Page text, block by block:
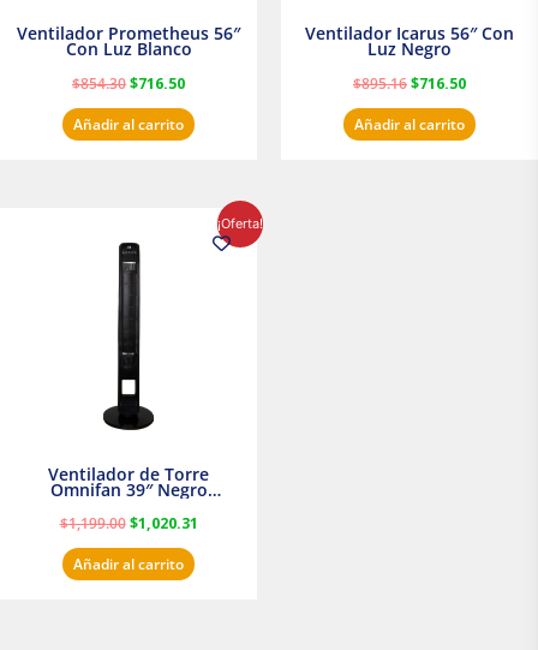
Ventilador Prometheus 56″
Con Luz Blanco
$854.30$716.50
Añadir al carrito
Ventilador Icarus 56″ Con
Luz Negro
$895.16$716.50
Añadir al carrito
¡Oferta!
Ventilador de Torre
Omnifan 39″ Negro
$1,199.00
original
era:
$1,020.31
precio
actual
Añadir al carrito